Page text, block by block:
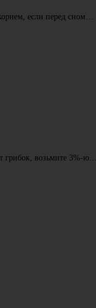
если перед сном…
грибок, возьмите 3%-